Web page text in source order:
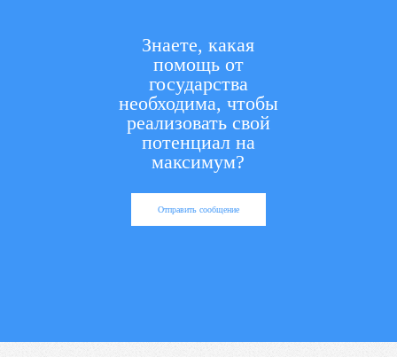
Знаете, какая
помощь от
государства
необходима, чтобы
реализовать свой
потенциал на
максимум?
Отправить сообщение